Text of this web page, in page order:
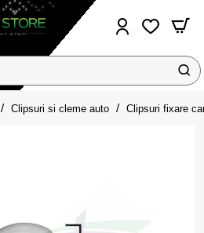
Clipsuri si cleme auto Clipsuri fixare